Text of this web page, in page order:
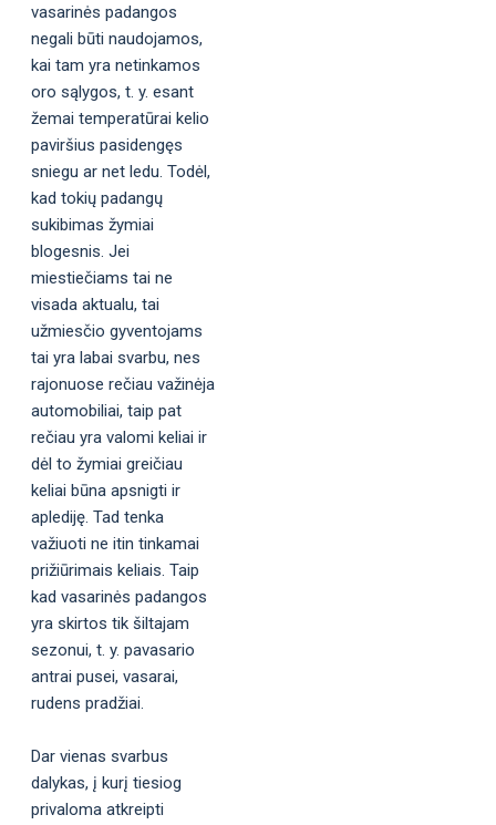
vasarinės padangos
negali būti naudojamos,
kai tam yra netinkamos
oro sąlygos, t. y. esant
žemai temperatūrai kelio
paviršius pasidengęs
sniegu ar net ledu. Todėl,
kad tokių padangų
sukibimas žymiai
blogesnis. Jei
miestiečiams tai ne
visada aktualu, tai
užmiesčio gyventojams
tai yra labai svarbu, nes
rajonuose rečiau važinėja
automobiliai, taip pat
rečiau yra valomi keliai ir
dėl to žymiai greičiau
keliai būna apsnigti ir
aplediję. Tad tenka
važiuoti ne itin tinkamai
prižiūrimais keliais. Taip
kad vasarinės padangos
yra skirtos tik šiltajam
sezonui, t. y. pavasario
antrai pusei, vasarai,
rudens pradžiai.
Dar vienas svarbus
dalykas, į kurį tiesiog
privaloma atkreipti